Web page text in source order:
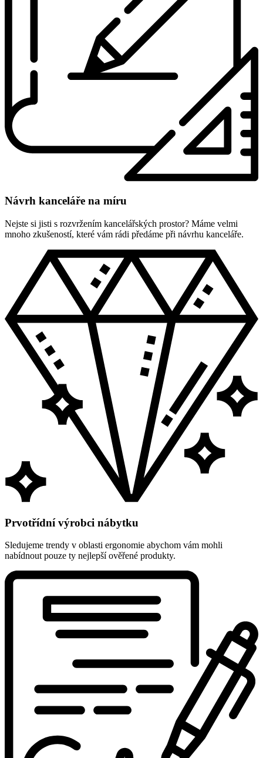
Návrh kanceláře na míru
Nejste si jisti s rozvržením kancelářských prostor? Máme velmi
mnoho zkušeností, které vám rádi předáme při návrhu kanceláře.
Prvotřídní výrobci nábytku
Sledujeme trendy v oblasti ergonomie abychom vám mohli
nabídnout pouze ty nejlepší ověřené produkty.